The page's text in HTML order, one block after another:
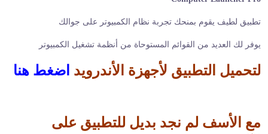
تطبيق لطيف يقوم بمنحك تجربة نظام الكمبيوتر على جوالك
يوفر لك العديد من القوائم المستوحاة من أنظمة تشغيل الكمبيوتر
لتحميل التطبيق لأجهزة الأندرويد اضغط هنا
مع الأسف لم نجد بديل للتطبيق على